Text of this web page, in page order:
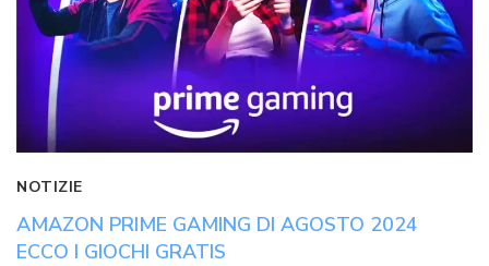
NOTIZIE
AMAZON PRIME GAMING DI AGOSTO 2024
ECCO I GIOCHI GRATIS